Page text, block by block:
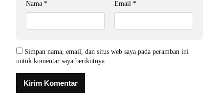
Nama * Email *
Simpan nama, email, dan situs web saya pada peramban ini
untuk komentar saya berikutnya.